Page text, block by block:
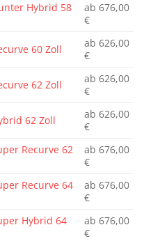
Hybrid 58
ab 676,00
€
60 Zoll
ab 626,00
€
62 Zoll
ab 626,00
€
62 Zoll
ab 626,00
€
Recurve 62
ab 676,00
€
Recurve 64
ab 676,00
€
Hybrid 64
ab 676,00
€